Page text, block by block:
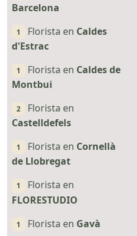
Barcelona
1 Florista en Caldes
d'Estrac
1 Florista en Caldes de
Montbui
2
Florista en
Castelldefels
1 Florista en Cornellà
de Llobregat
1
Florista en
FLORESTUDIO
1 Florista en Gavà